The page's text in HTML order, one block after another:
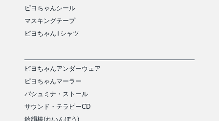
ピヨちゃんシール
マスキングテープ
ピヨちゃんTシャツ
ピヨちゃんアンダーウェア
ピヨちゃんマーラー
パシュミナ・ストール
サウンド・テラピーCD
鈴韻棒(れいんぼう)